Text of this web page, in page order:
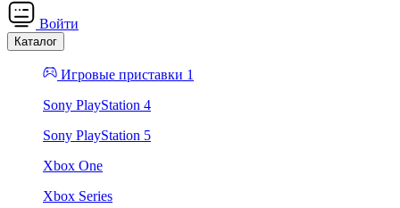
Войти
Каталог
Игровые приставки 1
Sony PlayStation 4
Sony PlayStation 5
Xbox One
Xbox Series